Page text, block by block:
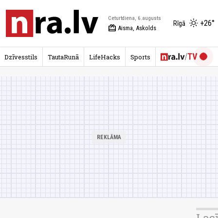
Ceturtdiena, 6.augusts
redeem Aisma, Askolds
Rīgā +26°
Dzīvesstils TautaRunā LifeHacks Sports